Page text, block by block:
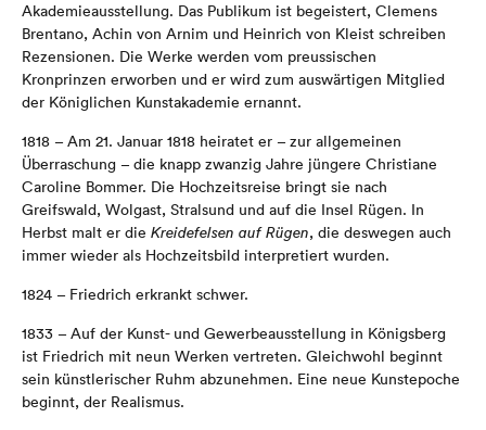
Akademieausstellung. Das Publikum ist begeistert, Clemens
Brentano, Achin von Arnim und Heinrich von Kleist schreiben
Rezensionen. Die Werke werden vom preussischen
Kronprinzen erworben und er wird zum auswärtigen Mitglied
der Königlichen Kunstakademie ernannt.
1818 – Am 21. Januar 1818 heiratet er – zur allgemeinen
Überraschung – die knapp zwanzig Jahre jüngere Christiane
Caroline Bommer. Die Hochzeitsreise bringt sie nach
Greifswald, Wolgast, Stralsund und auf die Insel Rügen. In
Herbst malt er die Kreidefelsen auf Rügen, die deswegen auch
immer wieder als Hochzeitsbild interpretiert wurden.
1824 – Friedrich erkrankt schwer.
1833 – Auf der Kunst- und Gewerbeausstellung in Königsberg
ist Friedrich mit neun Werken vertreten. Gleichwohl beginnt
sein künstlerischer Ruhm abzunehmen. Eine neue Kunstepoche
beginnt, der Realismus.